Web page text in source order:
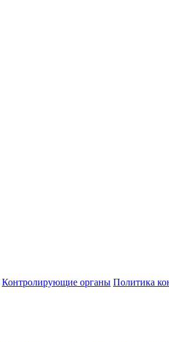
Контролирующие органы Политика